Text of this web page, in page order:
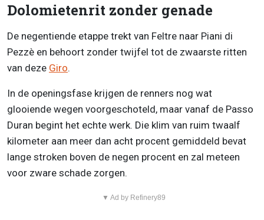
Dolomietenrit zonder genade
De negentiende etappe trekt van Feltre naar Piani di
Pezzè en behoort zonder twijfel tot de zwaarste ritten
van deze Giro.
In de openingsfase krijgen de renners nog wat
glooiende wegen voorgeschoteld, maar vanaf de Passo
Duran begint het echte werk. Die klim van ruim twaalf
kilometer aan meer dan acht procent gemiddeld bevat
lange stroken boven de negen procent en zal meteen
voor zware schade zorgen.
▼ Ad by Refinery89